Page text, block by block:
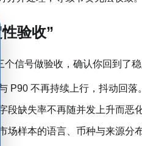
验收”
个信号做验收，确认你回到了
P90 不再持续上行，抖动回落
段缺失率不再随并发上升而恶
市场样本的语言、币种与来源分